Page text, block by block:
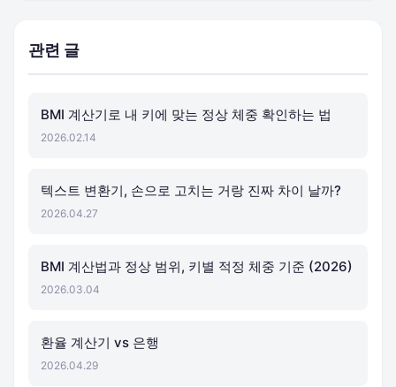
관련 글
BMI 계산기로 내 키에 맞는 정상 체중 확인하는 법
2026.02.14
텍스트 변환기, 손으로 고치는 거랑 진짜 차이 날까?
2026.04.27
BMI 계산법과 정상 범위, 키별 적정 체중 기준 (2026)
2026.03.04
환율 계산기 vs 은행
2026.04.29